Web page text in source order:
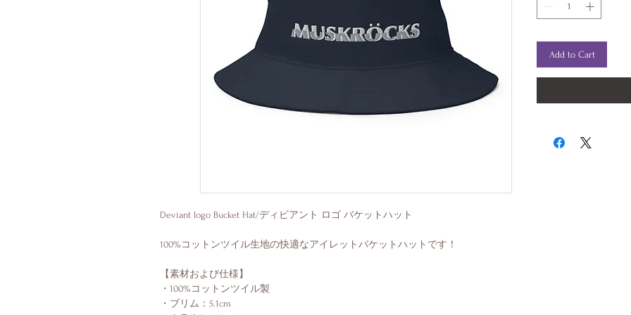
Deviant logo Bucket Hat/ディビアント ロゴ バケットハット
100%コットンツイル生地の快適なアイレットバケットハットです！
【素材および仕様】
・100%コットンツイル製
・ブリム：5.1cm
Add to Cart